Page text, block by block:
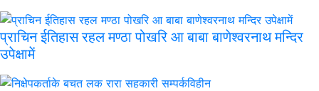
प्राचिन ईतिहास रहल मण्ठा पोखरि आ बाबा बाणेश्वरनाथ मन्दिर
उपेक्षामें